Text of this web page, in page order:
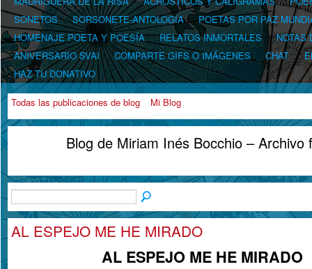
SONETOS
SORSONETE-ANTOLOGÍA
POETAS POR PAZ
HOMENAJE POETA Y POESÍA
RELATOS INMORTALES
NOTAS
ANIVERSARIO SVAI
COMPARTE GIFS O IMÁGENES CHAT
HAZ TU DONATIVO
Todas las publicaciones de blog Mi Blog
Blog de Miriam Inés Bocchio –
AL ESPEJO ME HE MIRADO
AL ESPEJO ME HE MIRADO